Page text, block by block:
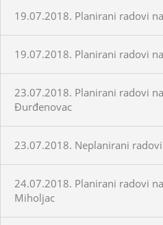
19.07.2018. Planirani radovi
19.07.2018. Planirani radovi
23.07.2018. Planirani radovi
Đurđenovac
23.07.2018. Neplanirani
24.07.2018. Planirani radovi
Miholjac